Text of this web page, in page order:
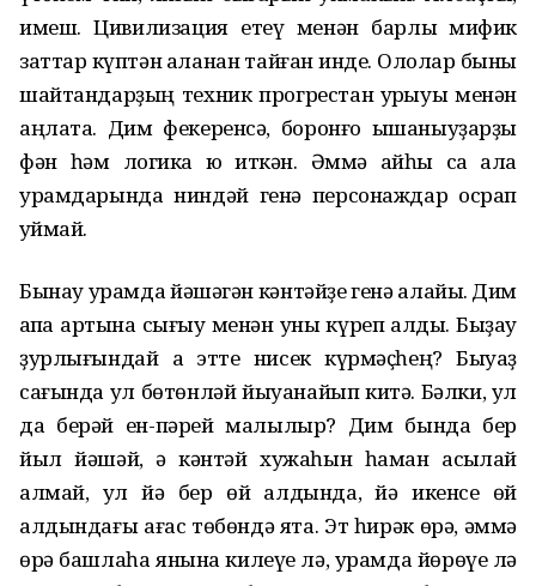
имеш. Цивилизация етеү менән барлыҡ мифик
заттар күптән ҡаланан тайған инде. Ололар быны
шайтандарҙың техник прогрестан ҡурҡыуы менән
аңлата. Дим фекеренсә, боронғо ышаныуҙарҙы
фән һәм логика юҡ иткән. Әммә ҡайһы саҡ ҡала
урамдарында ниндәй генә персонаждар осрап
ҡуймай.
Бынау урамда йәшәгән кәнтәйҙе генә алайыҡ. Дим
ҡапҡа артына сығыу менән уны күреп ҡалды. Быҙау
ҙурлығындай аҡ этте нисек күрмәҫһең? Быуаҙ
сағында ул бөтөнләй йыуанайып китә. Бәлки, ул
да берәй ен-пәрей малылыр? Дим бында бер
йыл йәшәй, ә кәнтәй хужаһын һаман асыҡлай
алмай, ул йә бер өй алдында, йә икенсе өй
алдындағы ағас төбөндә ята. Эт һирәк өрә, әммә
өрә башлаһа янына килеүе лә, урамда йөрөүе лә